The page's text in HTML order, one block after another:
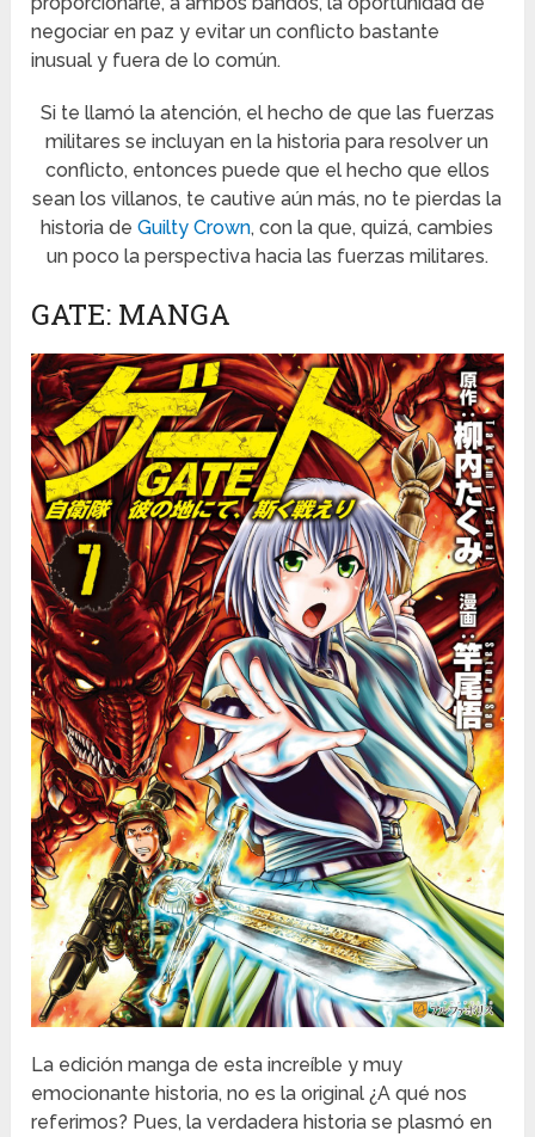
negociar en paz y evitar un conflicto bastante
inusual y fuera de lo común.
Si te llamó la atención, el hecho de que las fuerzas
militares se incluyan en la historia para resolver un
conflicto, entonces puede que el hecho que ellos
sean los villanos, te cautive aún más, no te pierdas la
historia deGuilty Crown, con la que, quizá, cambies
un poco la perspectiva hacia las fuerzas militares.
GATE: MANGA
La edición manga de esta increíble y muy
emocionante historia, no es la original ¿A qué nos
referimos? Pues, la verdadera historia se plasmó en